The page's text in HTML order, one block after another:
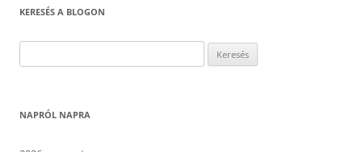
KERESÉS A BLOGON
NAPRÓL NAPRA